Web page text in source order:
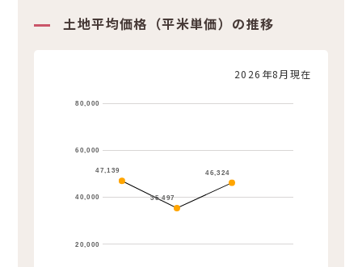
土地平均価格（平米単価）の推移
2026年8月現在
20,000
40,000
60,000
80,000
47,139
35,497
46,324